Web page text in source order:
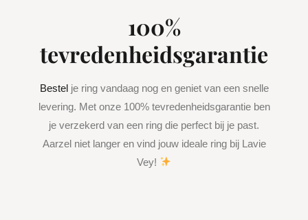
100%
tevredenheidsgarantie
Bestelje ring vandaag nog en geniet van een snelle
levering. Met onze 100% tevredenheidsgarantie ben
je verzekerd van een ring die perfect bij je past.
Aarzel niet langer en vind jouw ideale ring bij Lavie
Vey!